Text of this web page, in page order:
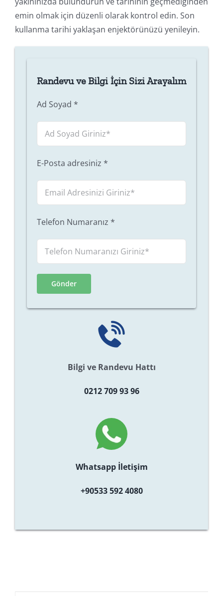
emin olmak için düzenli olarak kontrol edin. Son
kullanma tarihi yaklaşan enjektörünüzü yenileyin.
Randevu ve Bilgi İçin Sizi Arayalım
Ad Soyad *
E-Posta adresiniz *
Telefon Numaranız *
Bilgi ve Randevu Hattı
0212 709 93 96
Whatsapp İletişim
+90533 592 4080